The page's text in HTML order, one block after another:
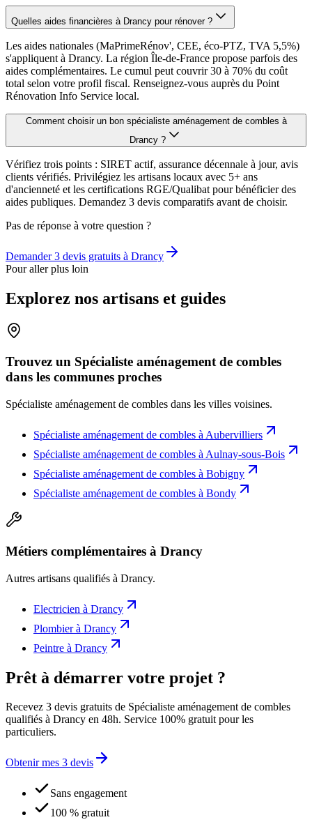
Quelles aides financières à Drancy pour rénover ?
Les aides nationales (MaPrimeRénov', CEE, éco-PTZ, TVA 5,5%)
s'appliquent à Drancy. La région Île-de-France propose parfois des
aides complémentaires. Le cumul peut couvrir 30 à 70% du coût
total selon votre profil fiscal. Renseignez-vous auprès du Point
Rénovation Info Service local.
Comment choisir un bon spécialiste aménagement de combles à
Drancy ?
Vérifiez trois points : SIRET actif, assurance décennale à jour, avis
clients vérifiés. Privilégiez les artisans locaux avec 5+ ans
d'ancienneté et les certifications RGE/Qualibat pour bénéficier des
aides publiques. Demandez 3 devis comparatifs avant de choisir.
Pas de réponse à votre question ?
Demander 3 devis gratuits à Drancy
Pour aller plus loin
Explorez nos artisans et guides
Trouvez un Spécialiste aménagement de combles
dans les communes proches
Spécialiste aménagement de combles dans les villes voisines.
Spécialiste aménagement de combles à Aubervilliers
Spécialiste aménagement de combles à Aulnay-sous-Bois
Spécialiste aménagement de combles à Bobigny
Spécialiste aménagement de combles à Bondy
Métiers complémentaires à Drancy
Autres artisans qualifiés à Drancy.
Electricien à Drancy
Plombierà Drancy
Peintre à Drancy
Prêt à démarrer votre projet ?
Recevez 3 devis gratuits de Spécialiste aménagement de combles
qualifiés à Drancy en 48h. Service 100% gratuit pour les
particuliers.
Obtenir mes 3 devis
Sans engagement
100 % gratuit